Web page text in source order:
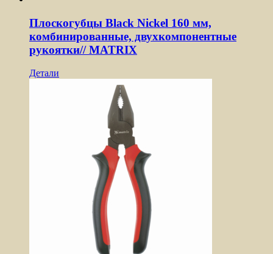
Плоскогубцы Black Nickel 160 мм,
комбинированные, двухкомпонентные
рукоятки// MATRIX
Детали